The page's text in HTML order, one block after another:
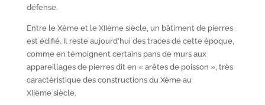
défense.
Entre le Xèmeet le XIIèmesiècle, un bâtiment de pierres
est édifié. Il reste aujourd’hui des traces de cette époque,
comme en témoignent certains pans de murs aux
appareillages de pierres dit en « arêtes de poisson », très
caractéristique des constructions du Xèmeau
XIIèmesiècle.